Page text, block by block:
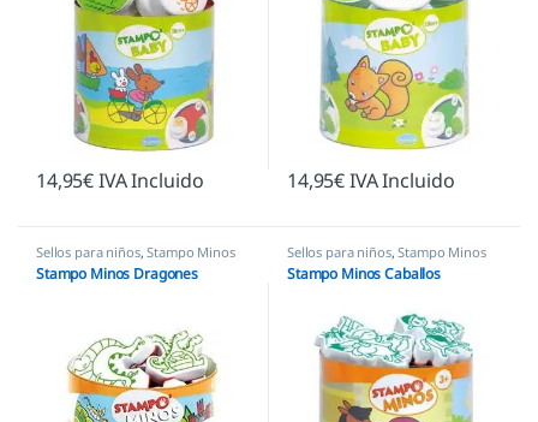
14,95€IVA Incluido 14,95€IVA Incluido
Sellos para niños,Stampo Minos
Stampo Minos Dragones
Sellos para niños,Stampo Minos
Stampo Minos Caballos